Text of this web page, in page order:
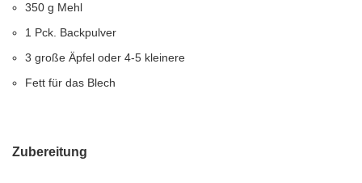
350 g Mehl
1 Pck. Backpulver
3 große Äpfel oder 4-5 kleinere
Fett für das Blech
Zubereitung